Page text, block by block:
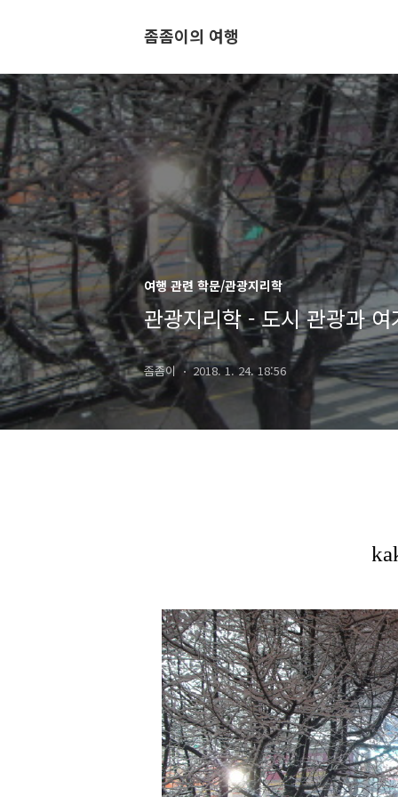
좀좀이의 여행
여행 관련 학문/관광지리학
관광지리학 - 도시 관광과 여
좀좀이 2018. 1. 24. 18:56